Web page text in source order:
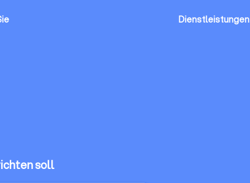
Dienstleistungen
soll